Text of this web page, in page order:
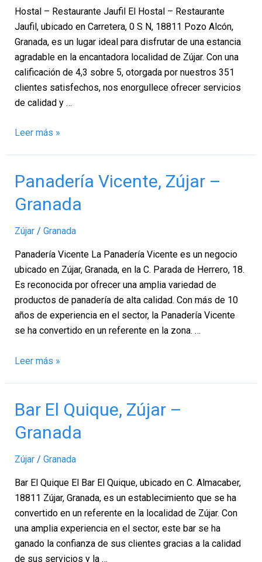
Hostal – Restaurante Jaufil El Hostal – Restaurante
Jaufil, ubicado en Carretera, 0 S N, 18811 Pozo Alcón,
Granada, es un lugar ideal para disfrutar de una estancia
agradable en la encantadora localidad de Zújar. Con una
calificación de 4,3 sobre 5, otorgada por nuestros 351
clientes satisfechos, nos enorgullece ofrecer servicios
de calidad y …
–
Granada
Leer más »
Panadería Vicente, Zújar –
Granada
Zújar/ Granada
Panadería Vicente La Panadería Vicente es un negocio
ubicado en Zújar, Granada, en la C. Parada de Herrero, 18.
Es reconocida por ofrecer una amplia variedad de
productos de panadería de alta calidad. Con más de 10
años de experiencia en el sector, la Panadería Vicente
se ha convertido en un referente en la zona. …
Panadería
Zújar
Granada
Leer más »
Bar El Quique, Zújar –
Granada
Zújar/ Granada
Bar El Quique El Bar El Quique, ubicado en C. Almacaber,
18811 Zújar, Granada, es un establecimiento que se ha
convertido en un referente en la localidad de Zújar. Con
una amplia experiencia en el sector, este bar se ha
ganado la confianza de sus clientes gracias a la calidad
de sus servicios y la …
Bar
El
Quique,
–
Granada